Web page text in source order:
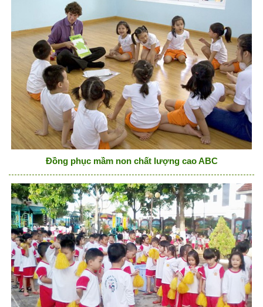
Đồng phục mầm non chất lượng cao ABC